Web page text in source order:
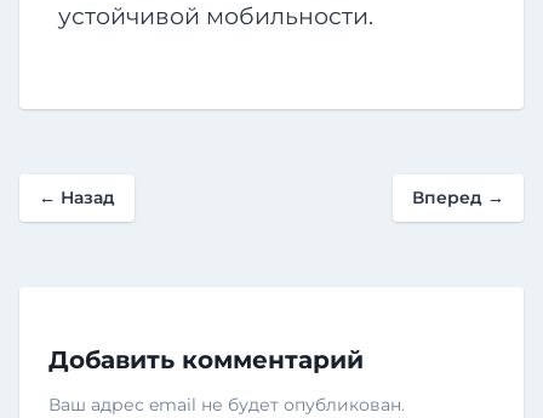
устойчивой мобильности.
← Назад Вперед →
Добавить комментарий
Ваш адрес email не будет опубликован.